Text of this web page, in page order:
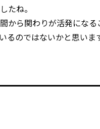
たね。
から関わりが活発になる
るのではないかと思いま